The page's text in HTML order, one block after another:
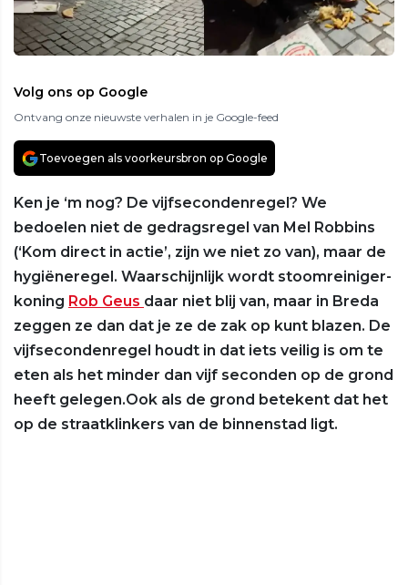
Volg ons op Google
Ontvang onze nieuwste verhalen in je Google-feed
Toevoegen als voorkeursbron op Google
Ken je ‘m nog? De vijfsecondenregel? We
bedoelen niet de gedragsregel van Mel Robbins
(‘Kom direct in actie’, zijn we niet zo van), maar de
hygiëneregel. Waarschijnlijk wordt stoomreiniger-
koning Rob Geus daar niet blij van, maar in Breda
zeggen ze dan dat je ze de zak op kunt blazen. De
vijfsecondenregel houdt in dat iets veilig is om te
eten als het minder dan vijf seconden op de grond
heeft gelegen.Ook als de grond betekent dat het
op de straatklinkers van de binnenstad ligt.